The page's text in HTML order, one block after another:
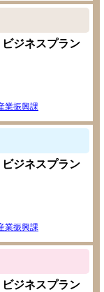
ビジネスプラン
業振興課
ビジネスプラン
業振興課
ビジネスプラン